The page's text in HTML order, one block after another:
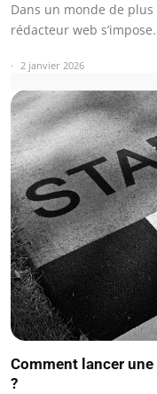
Dans un monde de
rédacteur web
2 janvier 2026
Comment lancer
?